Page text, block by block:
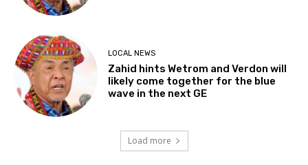
LOCAL NEWS
Zahid hints Wetrom and Verdon will
likely come together for the blue
wave in the next GE
Load more